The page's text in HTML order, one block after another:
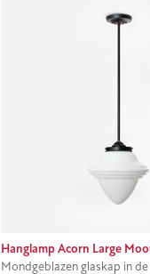
Hanglamp Acorn Large
Mondgeblazen glaskap in